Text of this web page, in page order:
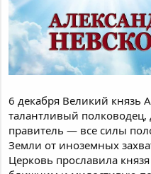
6 декабря Великий князь
талантливый
правитель — все силы
Земли от иноземных
Церковь прославила